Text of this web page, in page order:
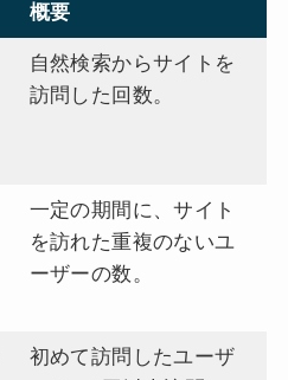
概要
自然検索からサイトを
訪問した回数。
一定の期間に、サイト
を訪れた重複のないユ
ーザーの数。
初めて訪問したユーザ